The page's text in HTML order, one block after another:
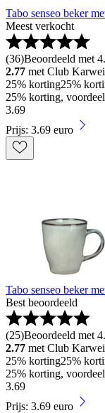
Tabo senseo beker
Meest verkocht
(36)Beoordeeld met
2.77 met Club Karwei
25% korting25%
25% korting,
3.69
Prijs: 3.69 euro
Tabo senseo beker
Best beoordeeld
(25)Beoordeeld met
2.77 met Club Karwei
25% korting25%
25% korting,
3.69
Prijs: 3.69 euro